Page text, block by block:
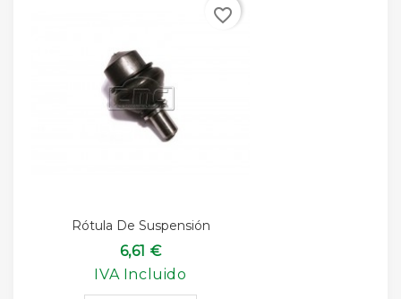
Rótula De Suspensión
6,61 €
IVA Incluido
favorite_border